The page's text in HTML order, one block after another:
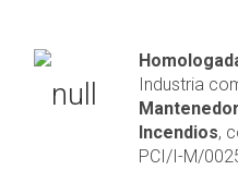
Industria
Incendios,
PCI/I-M/